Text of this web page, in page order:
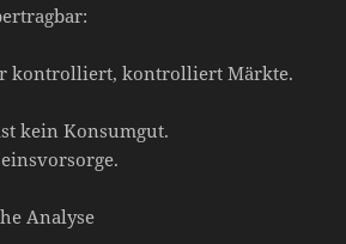
kontrolliert, kontrolliert Märkte.
kein Konsumgut.
Analyse